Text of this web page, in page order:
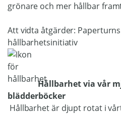
grönare och mer hållbar
Att vidta åtgärder:
hållbarhetsinitiativ
Hållbarhet via vår
blädderböcker
Hållbarhet är djupt rotat i